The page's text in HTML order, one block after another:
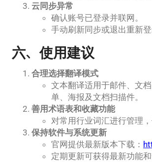
云同步异常
确认账号已登录并联网。
手动刷新同步或退出重新登
六、使用建议
合理选择翻译模式
文本翻译适用于邮件、文
单、海报及文档扫描件。
善用术语表和收藏功能
对常用行业词汇进行管理
保持软件与系统更新
官网提供最新版本下载：
定期更新可获得最新功能和